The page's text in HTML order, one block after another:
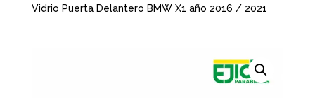
Vidrio Puerta Delantero BMW X1 año 2016 / 2021